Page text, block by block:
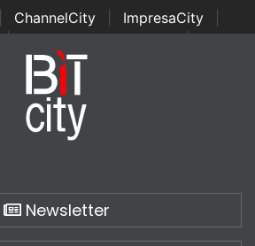
ChannelCity ImpresaCity
| Italian Channel Awards | Italian
Italian Security Awards
Newsletter